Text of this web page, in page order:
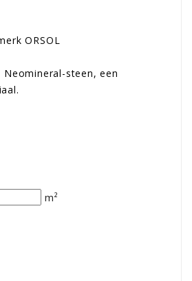
ORSOL
steen, een
m²